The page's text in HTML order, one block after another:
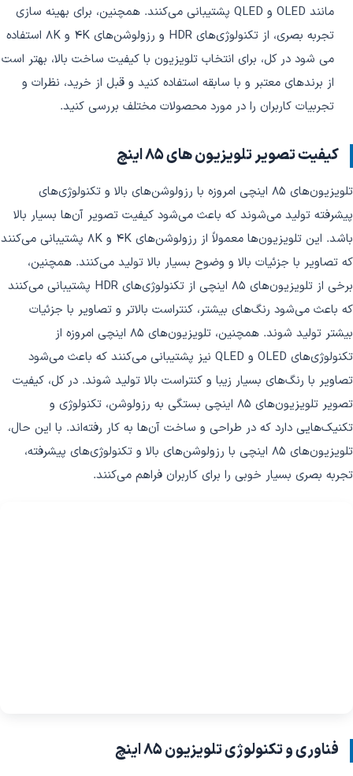
مانند OLED و QLED پشتیبانی می‌کنند. همچنین، برای بهینه‌ سازی
تجربه بصری، از تکنولوژی‌های HDR و رزولوشن‌های 4K و 8K استفاده
می‌ شود در کل، برای انتخاب تلویزیون با کیفیت ساخت بالا، بهتر است
از برندهای معتبر و با سابقه استفاده کنید و قبل از خرید، نظرات و
تجربیات کاربران را در مورد محصولات مختلف بررسی کنید.
کیفیت تصویر تلویزیون های 85 اینچ
تلویزیون‌های 85 اینچی امروزه با رزولوشن‌های بالا و تکنولوژی‌های
پیشرفته تولید می‌شوند که باعث می‌شود کیفیت تصویر آن‌ها بسیار بالا
باشد. این تلویزیون‌ها معمولاً از رزولوشن‌های 4K و 8K پشتیبانی می‌کنند
که تصاویر با جزئیات بالا و وضوح بسیار بالا تولید می‌کنند. همچنین،
برخی از تلویزیون‌های 85 اینچی از تکنولوژی‌های HDR پشتیبانی می‌کنند
که باعث می‌شود رنگ‌های بیشتر، کنتراست بالاتر و تصاویر با جزئیات
بیشتر تولید شوند. همچنین، تلویزیون‌های 85 اینچی امروزه از
تکنولوژی‌های OLED و QLED نیز پشتیبانی می‌کنند که باعث می‌شود
تصاویر با رنگ‌های بسیار زیبا و کنتراست بالا تولید شوند. در کل، کیفیت
تصویر تلویزیون‌های 85 اینچی بستگی به رزولوشن، تکنولوژی و
تکنیک‌هایی دارد که در طراحی و ساخت آن‌ها به کار رفته‌اند. با این حال،
تلویزیون‌های 85 اینچی با رزولوشن‌های بالا و تکنولوژی‌های پیشرفته،
تجربه بصری بسیار خوبی را برای کاربران فراهم می‌کنند.
فناوری و تکنولوژی تلویزیون 85 اینچ